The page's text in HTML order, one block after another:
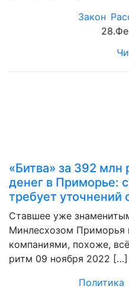
Закон
«Битва» за 392 млн
денег в Приморье:
требует уточнений
Ставшее уже
Минлесхозом Приморья
компаниями, похоже,
ритм 09 ноября 2022 […]
Политика